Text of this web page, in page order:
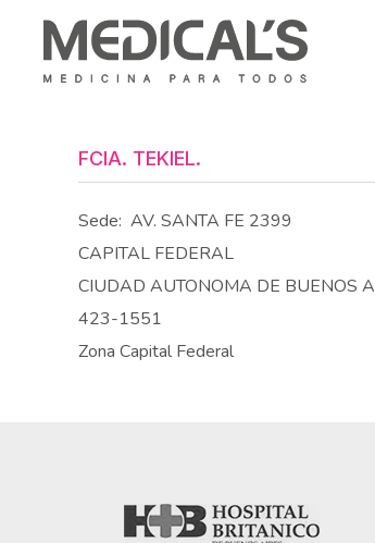
FCIA. TEKIEL.
Sede: AV. SANTA FE 2399
CAPITAL FEDERAL
CIUDAD AUTONOMA DE BUENOS
423-1551
Zona Capital Federal